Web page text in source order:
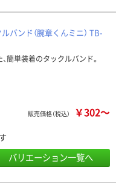
バンド（腕章くんミニ） TB-
簡単装着のタックルバンド。
販売価格（税込） ￥302～
バリエーション一覧へ